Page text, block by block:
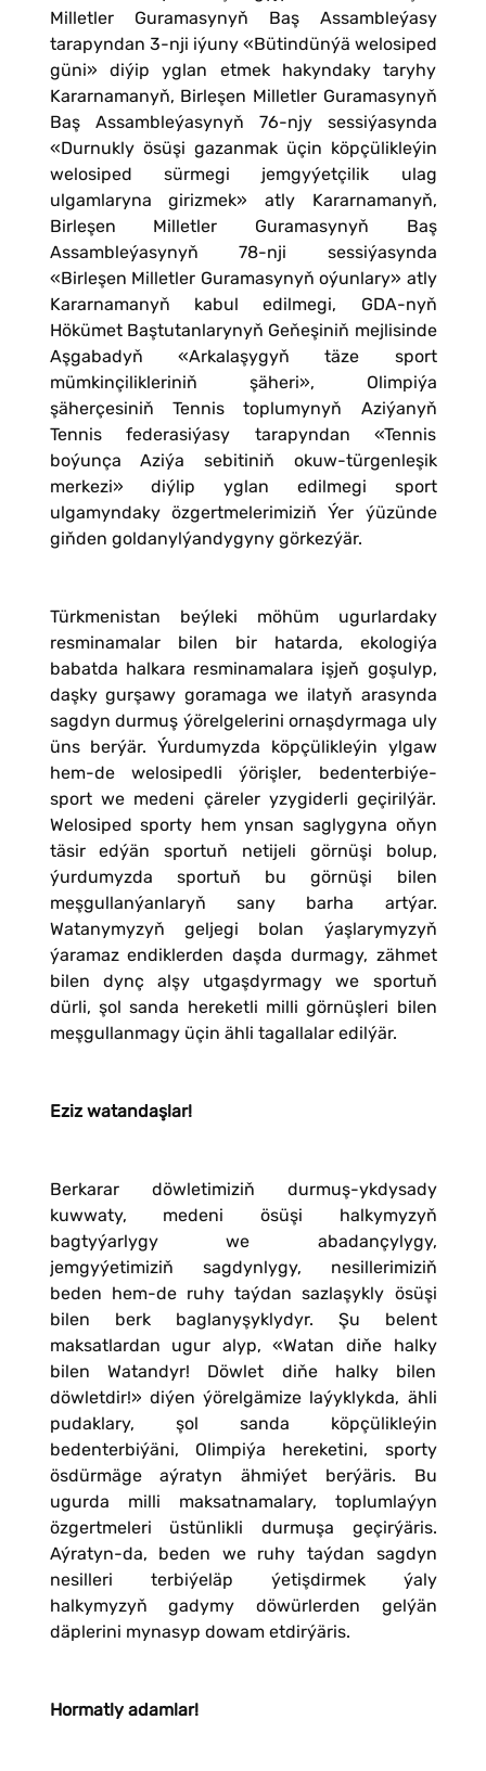
Milletler Guramasynyň Baş Assambleýasy
tarapyndan 3-nji iýuny «Bütindünýä welosiped
güni» diýip yglan etmek hakyndaky taryhy
Kararnamanyň, Birleşen Milletler Guramasynyň
Baş Assambleýasynyň 76-njy sessiýasynda
«Durnukly ösüşi gazanmak üçin köpçülikleýin
welosiped sürmegi jemgyýetçilik ulag
ulgamlaryna girizmek» atly Kararnamanyň,
Birleşen Milletler Guramasynyň Baş
Assambleýasynyň 78-nji sessiýasynda
«Birleşen Milletler Guramasynyň oýunlary» atly
Kararnamanyň kabul edilmegi, GDA-nyň
Hökümet Baştutanlarynyň Geňeşiniň mejlisinde
Aşgabadyň «Arkalaşygyň täze sport
mümkinçilikleriniň şäheri», Olimpiýa
şäherçesiniň Tennis toplumynyň Aziýanyň
Tennis federasiýasy tarapyndan «Tennis
boýunça Aziýa sebitiniň okuw-türgenleşik
merkezi» diýlip yglan edilmegi sport
ulgamyndaky özgertmelerimiziň Ýer ýüzünde
giňden goldanylýandygyny görkezýär.
Türkmenistan beýleki möhüm ugurlardaky
resminamalar bilen bir hatarda, ekologiýa
babatda halkara resminamalara işjeň goşulyp,
daşky gurşawy goramaga we ilatyň arasynda
sagdyn durmuş ýörelgelerini ornaşdyrmaga uly
üns berýär. Ýurdumyzda köpçülikleýin ylgaw
hem-de welosipedli ýörişler, bedenterbiýe-
sport we medeni çäreler yzygiderli geçirilýär.
Welosiped sporty hem ynsan saglygyna oňyn
täsir edýän sportuň netijeli görnüşi bolup,
ýurdumyzda sportuň bu görnüşi bilen
meşgullanýanlaryň sany barha artýar.
Watanymyzyň geljegi bolan ýaşlarymyzyň
ýaramaz endiklerden daşda durmagy, zähmet
bilen dynç alşy utgaşdyrmagy we sportuň
dürli, şol sanda hereketli milli görnüşleri bilen
meşgullanmagy üçin ähli tagallalar edilýär.
Eziz watandaşlar!
Berkarar döwletimiziň durmuş-ykdysady
kuwwaty, medeni ösüşi halkymyzyň
bagtyýarlygy we abadançylygy,
jemgyýetimiziň sagdynlygy, nesillerimiziň
beden hem-de ruhy taýdan sazlaşykly ösüşi
bilen berk baglanyşyklydyr. Şu belent
maksatlardan ugur alyp, «Watan diňe halky
bilen Watandyr! Döwlet diňe halky bilen
döwletdir!» diýen ýörelgämize laýyklykda, ähli
pudaklary, şol sanda köpçülikleýin
bedenterbiýäni, Olimpiýa hereketini, sporty
ösdürmäge aýratyn ähmiýet berýäris. Bu
ugurda milli maksatnamalary, toplumlaýyn
özgertmeleri üstünlikli durmuşa geçirýäris.
Aýratyn-da, beden we ruhy taýdan sagdyn
nesilleri terbiýeläp ýetişdirmek ýaly
halkymyzyň gadymy döwürlerden gelýän
däplerini mynasyp dowam etdirýäris.
Hormatly adamlar!